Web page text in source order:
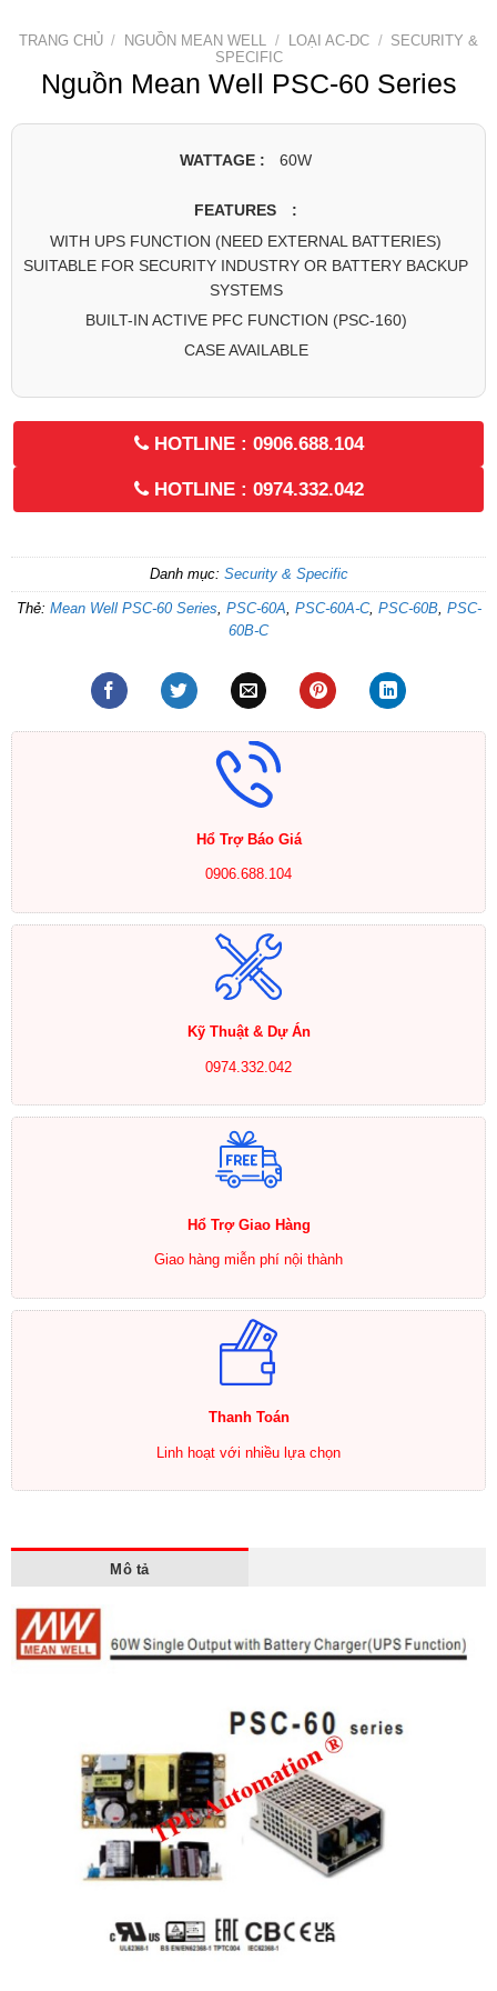
TRANG CHỦ / NGUỒN MEAN WELL / LOẠI AC-DC / SECURITY &
SPECIFIC
Nguồn Mean Well PSC-60 Series
WATTAGE : 60W
FEATURES :
WITH UPS FUNCTION (NEED EXTERNAL BATTERIES)
SUITABLE FOR SECURITY INDUSTRY OR BATTERY BACKUP
SYSTEMS
BUILT-IN ACTIVE PFC FUNCTION (PSC-160)
CASE AVAILABLE
HOTLINE : 0906.688.104
HOTLINE : 0974.332.042
Danh mục: Security & Specific
Thẻ: Mean Well PSC-60 Series PSC-60A PSC-60A-C, PSC-60B, PSC-
60B-C
Hổ Trợ Báo Giá
0906.688.104
Kỹ Thuật & Dự Án
0974.332.042
Hổ Trợ Giao Hàng
Giao hàng miễn phí nội thành
Thanh Toán
Linh hoạt với nhiều lựa chọn
Mô tả